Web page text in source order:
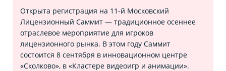
Открыта регистрация на 11‑й Московский
Лицензионный Саммит — традиционное осеннее
отраслевое мероприятие для игроков
лицензионного рынка. В этом году Саммит
состоится 8 сентября в инновационном центре
«Сколково», в «Кластере видеоигр и анимации».